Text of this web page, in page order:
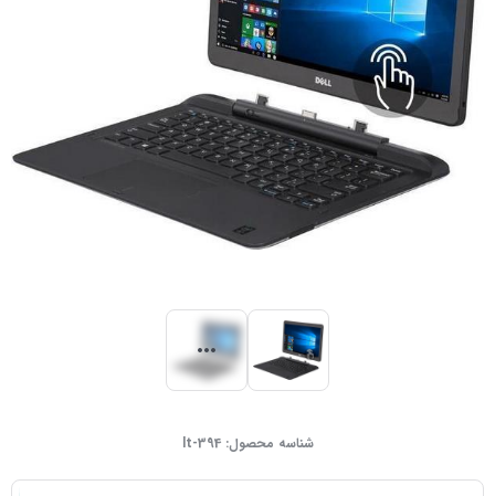
شناسه محصول:lt-394